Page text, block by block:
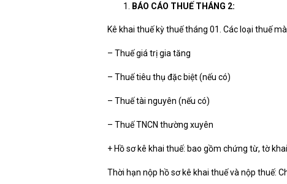
BÁO CÁO THUẾ THÁNG 2:
Kê khai thuế kỳ thuế tháng 01. Các loại thuế
– Thuế giá trị gia tăng
– Thuế tiêu thụ đặc biệt (nếu có)
– Thuế tài nguyên (nếu có)
– Thuế TNCN thường xuyên
+ Hồ sơ kê khai thuế: bao gồm chứng từ, tờ
Thời hạn nộp hồ sơ kê khai thuế và nộp thuế: